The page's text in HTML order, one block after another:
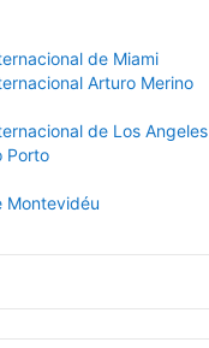
de Miami
Arturo Merino
de Los Angeles
Porto
Montevidéu